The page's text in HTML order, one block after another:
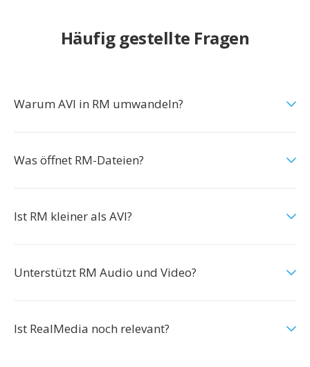
Häufig gestellte Fragen
Warum AVI in RM umwandeln?
Was öffnet RM-Dateien?
Ist RM kleiner als AVI?
Unterstützt RM Audio und Video?
Ist RealMedia noch relevant?